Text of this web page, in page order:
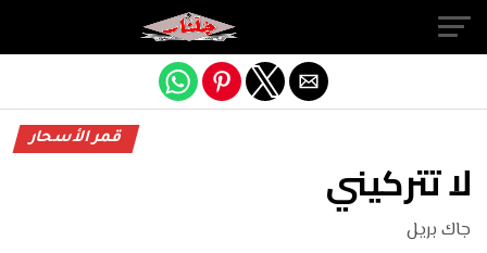
قمر الأسحار
لا تتركيني
جاك بريل
Exit mobile version